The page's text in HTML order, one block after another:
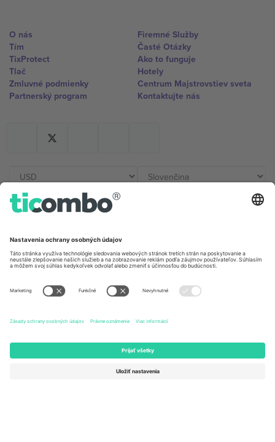
O nás
Tím
TixProtect
Tlač
Zmluvné podmienky
Partnerský program
Firemné Služby
Časté Otázky
Ako to funguje
Hotely
Centrum Majstrovstiev sveta
Kontaktujte nás
Unter den Linden 24, 10117
167 City Road, London, Greater
Kingdom
United States
Newark, Delaware 19713, United
States
Switzerland
Engelberg, Switzerland